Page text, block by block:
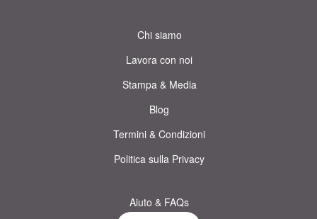
Chi siamo
Lavora con noi
Stampa & Media
Blog
Termini & Condizioni
Politica sulla Privacy
Aiuto & FAQs